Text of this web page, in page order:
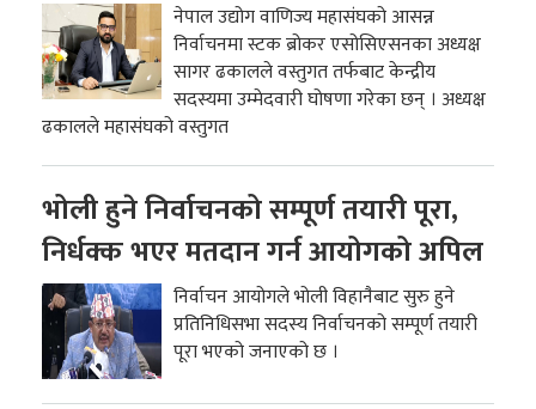
नेपाल उद्योग वाणिज्य महासंघको आसन्न
निर्वाचनमा स्टक ब्रोकर एसोसिएसनका अध्यक्ष
सागर ढकालले वस्तुगत तर्फबाट केन्द्रीय
सदस्यमा उम्मेदवारी घोषणा गरेका छन् । अध्यक्ष
ढकालले महासंघको वस्तुगत
भोली हुने निर्वाचनको सम्पूर्ण तयारी पूरा,
निर्धक्क भएर मतदान गर्न आयोगको अपिल
निर्वाचन आयोगले भोली विहानैबाट सुरु हुने
प्रतिनिधिसभा सदस्य निर्वाचनको सम्पूर्ण तयारी
पूरा भएको जनाएको छ ।